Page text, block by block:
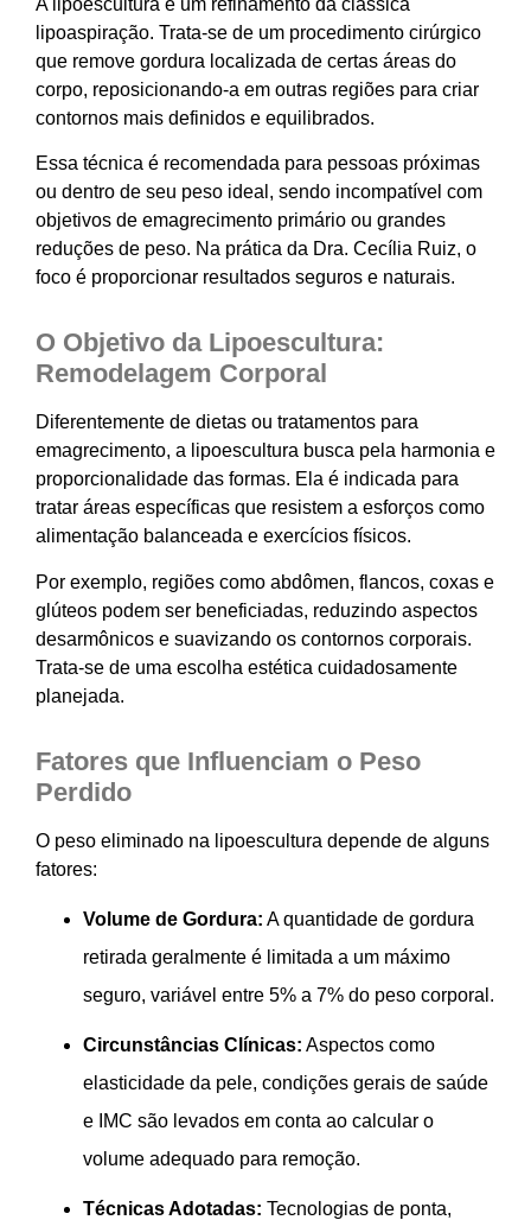
lipoaspiração. Trata-se de um procedimento cirúrgico
que remove gordura localizada de certas áreas do
corpo, reposicionando-a em outras regiões para criar
contornos mais definidos e equilibrados.
Essa técnica é recomendada para pessoas próximas
ou dentro de seu peso ideal, sendo incompatível com
objetivos de emagrecimento primário ou grandes
reduções de peso. Na prática da Dra. Cecília Ruiz, o
foco é proporcionar resultados seguros e naturais.
O Objetivo da Lipoescultura:
Remodelagem Corporal
Diferentemente de dietas ou tratamentos para
emagrecimento, a lipoescultura busca pela harmonia e
proporcionalidade das formas. Ela é indicada para
tratar áreas específicas que resistem a esforços como
alimentação balanceada e exercícios físicos.
Por exemplo, regiões como abdômen, flancos, coxas e
glúteos podem ser beneficiadas, reduzindo aspectos
desarmônicos e suavizando os contornos corporais.
Trata-se de uma escolha estética cuidadosamente
planejada.
Fatores que Influenciam o Peso
Perdido
O peso eliminado na lipoescultura depende de alguns
fatores:
Volume de Gordura: A quantidade de gordura
retirada geralmente é limitada a um máximo
seguro, variável entre 5% a 7% do peso corporal.
Circunstâncias Clínicas: Aspectos como
elasticidade da pele, condições gerais de saúde
e IMC são levados em conta ao calcular o
volume adequado para remoção.
Técnicas Adotadas: Tecnologias de ponta,